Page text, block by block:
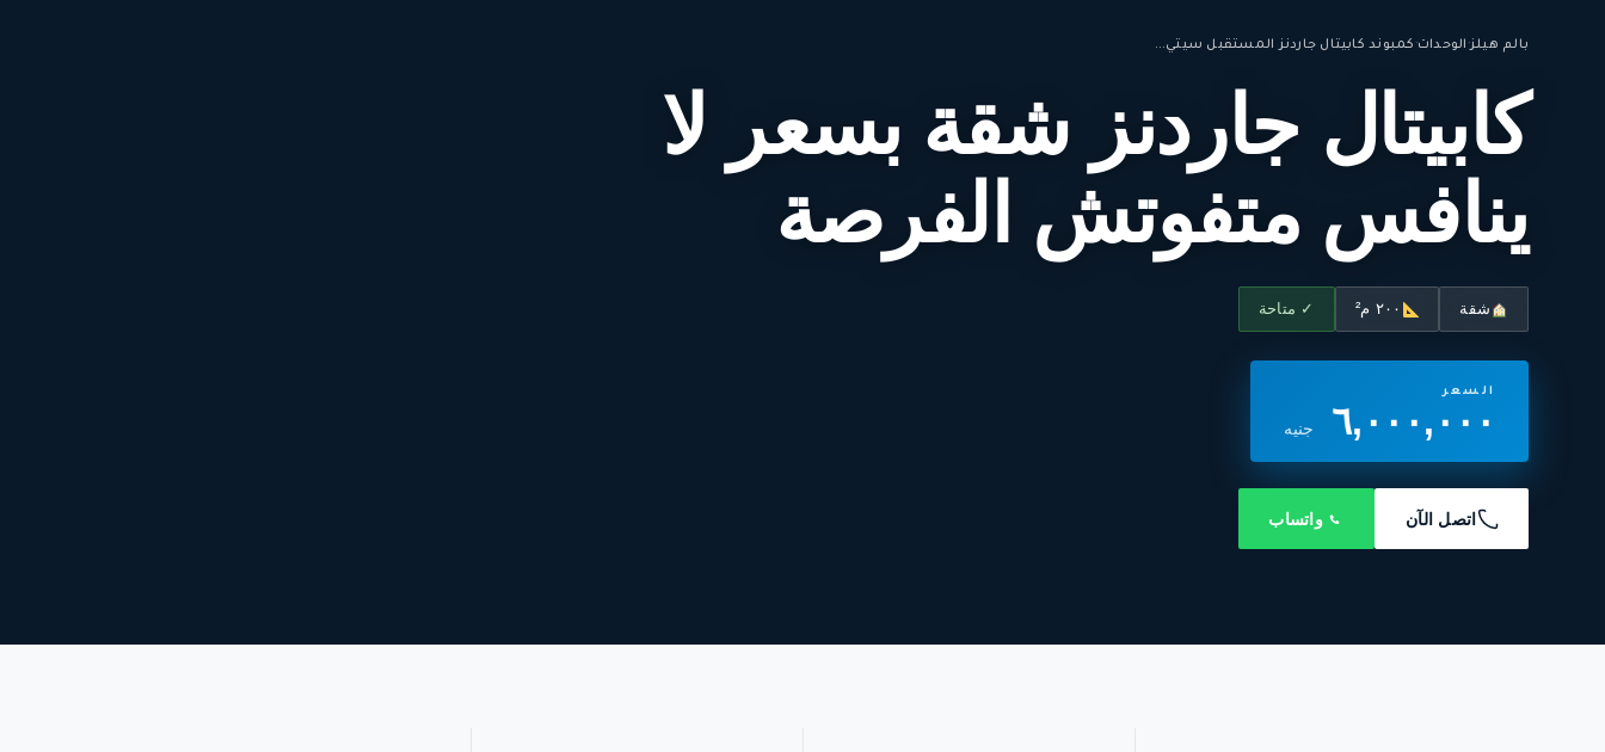
بالم هيلز· الوحدات· كمبوند كابيتال جاردنز المستقبل سيتي...
كابيتال جاردنز شقة بسعر لا
ينافس متفوتش الفرصة
شقة ٢٠٠ م² ✓ متاحة
السعر
٦,٠٠٠,٠٠٠ جنيه
اتصل الآن واتساب